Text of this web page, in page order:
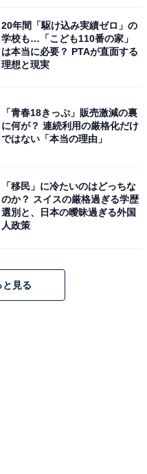
20年間「駆け込み実績ゼロ」の
学校も…「こども110番の家」
は本当に必要？ PTAが直面する
理想と現実
「青春18きっぷ」販売激減の裏
に何が？ 連続利用の厳格化だけ
ではない「本当の理由」
「移民」に冷たいのはどっちな
のか？ スイスの厳格過ぎる学歴
選別と、日本の曖昧過ぎる外国
人政策
と見る